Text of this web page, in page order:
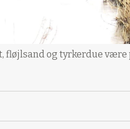
fløjlsand og tyrkerdue